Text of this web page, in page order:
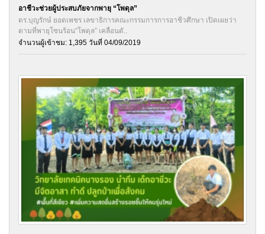
อาชีวะช่วยผู้ประสบภัยจากพายุ “โพดุล”
ดร.บุญรักษ์ ยอดเพชร เลขาธิการคณะกรรมการการอาชีวศึกษา เปิดเผยว่า
ตามที่พายุโซนร้อน“โพดุล” เคลื่อนตั..
จำนวนผู้เข้าชม: 1,395 วันที่ 04/09/2019